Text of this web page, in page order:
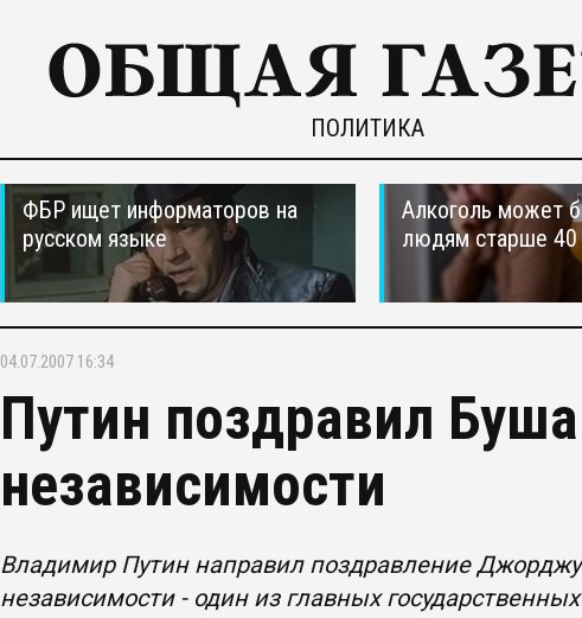
ПОЛИТИКА
ФБР ищет информаторов на
русском языке
Алкоголь может
людям старше 40
04.07.2007 16:34
Путин поздравил
независимости
Владимир Путин направил поздравление
независимости - один из главных